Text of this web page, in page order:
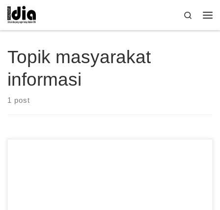
Skip to content
Search
Topik masyarakat
informasi
1 post